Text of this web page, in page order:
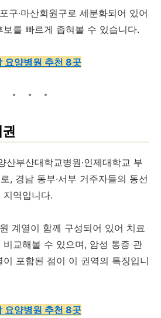
구·마산회원구로 세분화되어 있어
를 빠르게 좁혀볼 수 있습니다.
요양병원 추천 8곳
산부산대학교병원·인제대학교 부
, 경남 동부·서부 거주자들의 동선
역입니다.
계열이 함께 구성되어 있어 치료
교해볼 수 있으며, 암성 통증 관
포함된 점이 이 권역의 특징입니
요양병원 추천 8곳